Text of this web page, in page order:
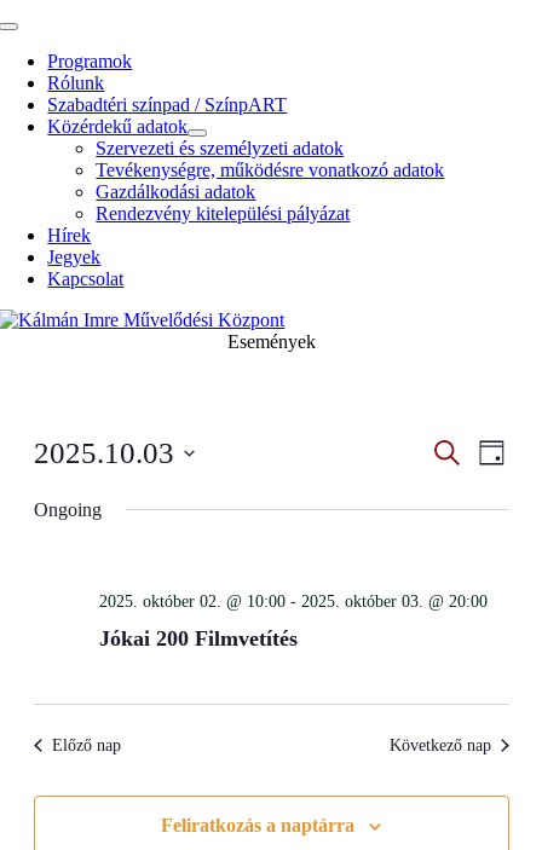
Kihagyás
Toggle
NavigationProgramok
Rólunk
Szabadtéri színpad / SzínpART
Közérdekű adatok
Szervezeti és személyzeti adatok
Tevékenységre, működésre vonatkozó adatok
Gazdálkodási adatok
Rendezvény kitelepülési pályázat
Hírek
Jegyek
Kapcsolat
Események
and
SearchNapi
2025.10.03
date.
Ongoing
2025. október 02. @ 10:00- 2025. október 03. @ 20:00
Jókai 200 Filmvetítés
Előző nap Következő nap
Feliratkozás a naptárra